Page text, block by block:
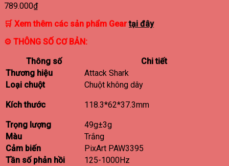
789.000₫
🛒 Xem thêm các sản phẩm Geartại đây
⚙ THÔNG SỐ CƠ BẢN:
Thông số
Chi tiết
Thương hiệu
Attack Shark
Loại chuột
Chuột không dây
Kích thước 118.3*62*37.3mm
Trọng lượng
49g±3g
Màu
Trắng
Cảm biến
PixArt PAW3395
Tần số phản hồi
125-1000Hz